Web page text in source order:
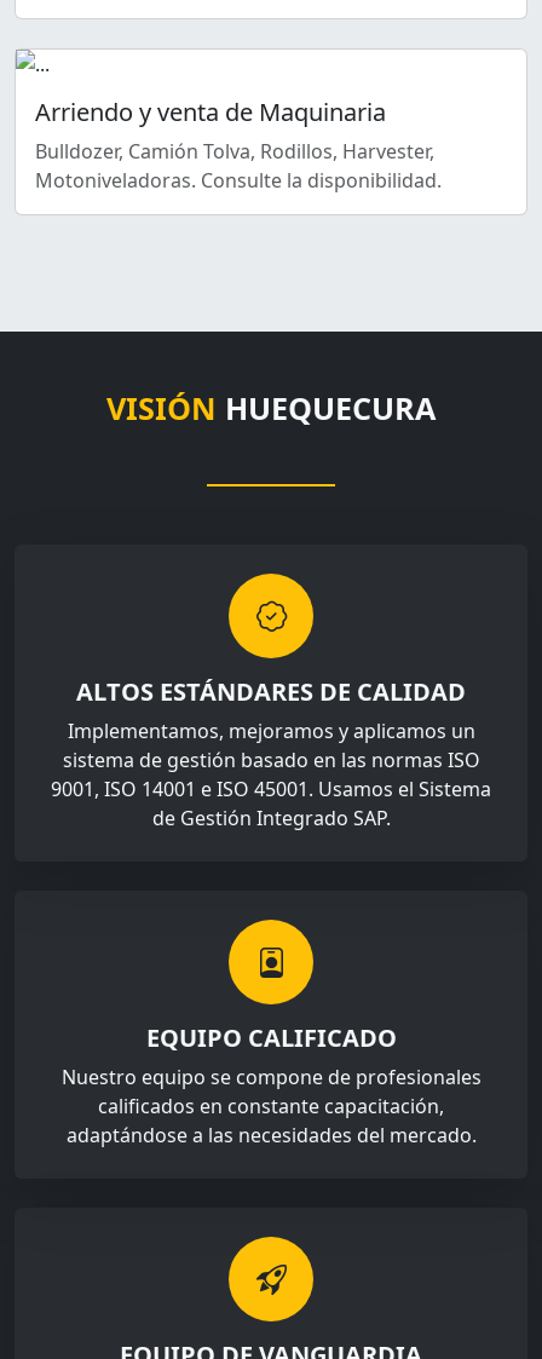
Arriendo y venta de Maquinaria
Bulldozer, Camión Tolva, Rodillos, Harvester,
Motoniveladoras. Consulte la disponibilidad.
VISIÓN HUEQUECURA
ALTOS ESTÁNDARES DE CALIDAD
Implementamos, mejoramos y aplicamos un
sistema de gestión basado en las normas ISO
9001, ISO 14001 e ISO 45001. Usamos el Sistema
de Gestión Integrado SAP.
EQUIPO CALIFICADO
Nuestro equipo se compone de profesionales
calificados en constante capacitación,
adaptándose a las necesidades del mercado.